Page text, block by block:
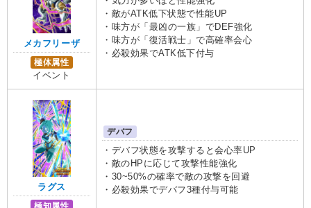
メカフリーザ
極体属性
イベント
・敵がATK低下状態で性能UP
・味方が「最凶の一族」でDEF強化
・味方が「復活戦士」で高確率会心
・必殺効果でATK低下付与
ラグス
極知属性
デバフ
・デバフ状態を攻撃すると会心率UP
・敵のHPに応じて攻撃性能強化
・30~50%の確率で敵の攻撃を回避
・必殺効果でデバフ3種付与可能